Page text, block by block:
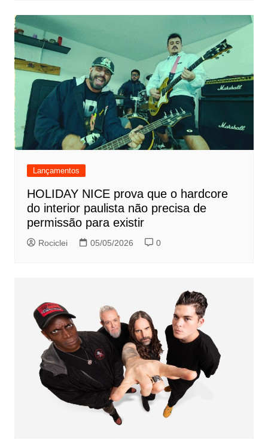
Lançamentos
HOLIDAY NICE prova que o hardcore
do interior paulista não precisa de
permissão para existir
Rociclei 05/05/2026 0